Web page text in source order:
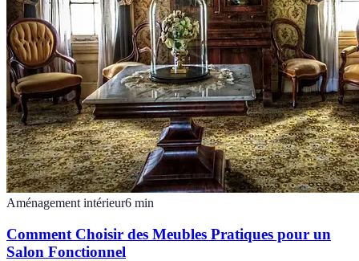
Aménagement intérieur6 min
Comment Choisir des Meubles Pratiques pour un
Salon Fonctionnel